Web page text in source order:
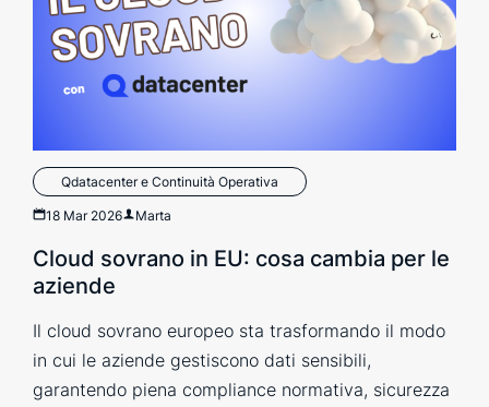
Qdatacenter e Continuità Operativa
18 Mar 2026 Marta
Cloud sovrano in EU: cosa cambia per le
aziende
Il cloud sovrano europeo sta trasformando il modo
in cui le aziende gestiscono dati sensibili,
garantendo piena compliance normativa, sicurezza